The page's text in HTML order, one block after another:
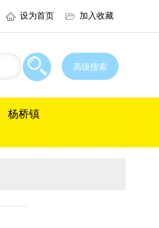
设为首页 加入收藏
杨桥镇